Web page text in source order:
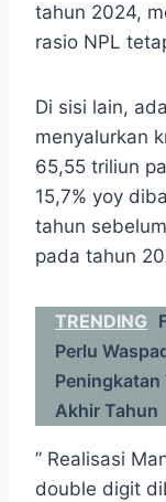
tahun 2024,
rasio NPL
Di sisi lain,
menyalurkan
65,55 triliun
15,7% yoy
tahun
pada tahun
TRENDING
Perlu
Akhir Tahun
” Realisasi
double digit